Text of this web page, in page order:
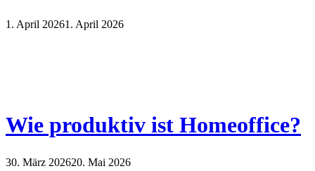
1. April 20261. April 2026
Wie produktiv ist Homeoffice?
30. März 202620. Mai 2026